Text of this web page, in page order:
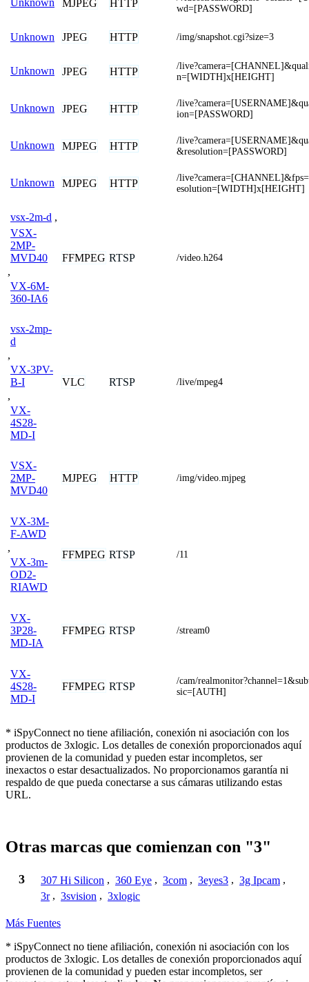
Unknown MJPEG HTTP
wd=[PASSWORD]
Unknown JPEG HTTP /img/snapshot.cgi?size=3
Unknown JPEG HTTP
/
n=[WIDTH]x[HEIGHT]
Unknown JPEG HTTP
/
ion=[PASSWORD]
Unknown MJPEG HTTP
/
&resolution=[PASSWORD]
Unknown MJPEG HTTP
/
esolution=[WIDTH]x[HEIGHT]
vsx-2m-d ,
VSX-
2MP-
MVD40
,
VX-6M-
360-IA6
FFMPEG RTSP /video.h264
vsx-2mp-
d
,
VX-3PV-
B-I
,
VX-
4S28-
MD-I
VLC RTSP /live/mpeg4
VSX-
2MP-
MVD40
MJPEG HTTP /img/video.mjpeg
VX-3M-
F-AWD
,
VX-3m-
OD2-
RIAWD
FFMPEG RTSP /11
VX-
3P28-
MD-IA
FFMPEG RTSP /stream0
VX-
4S28-
MD-I
FFMPEG RTSP
/cam/
sic=[AUTH]
* iSpyConnect no tiene afiliación, conexión ni asociación con los
productos de 3xlogic. Los detalles de conexión proporcionados aquí
provienen de la comunidad y pueden estar incompletos, ser
inexactos o estar desactualizados. No proporcionamos garantía ni
respaldo de que pueda conectarse a sus cámaras utilizando estas
URL.
Otras marcas que comienzan con "3"
3 307 Hi Silicon , 360 Eye , 3com , 3eyes3 , 3g Ipcam ,
3r , 3svision , 3xlogic
Más Fuentes
* iSpyConnect no tiene afiliación, conexión ni asociación con los
productos de 3xlogic. Los detalles de conexión proporcionados aquí
provienen de la comunidad y pueden estar incompletos, ser